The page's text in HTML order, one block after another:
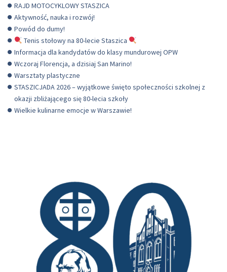
RAJD MOTOCYKLOWY STASZICA
Aktywność, nauka i rozwój!
Powód do dumy!
Tenis stołowy na 80-lecie Staszica
Informacja dla kandydatów do klasy mundurowej OPW
Wczoraj Florencja, a dzisiaj San Marino!
Warsztaty plastyczne
STASZICJADA 2026 – wyjątkowe święto społeczności szkolnej z
okazji zbliżającego się 80-lecia szkoły
Wielkie kulinarne emocje w Warszawie!